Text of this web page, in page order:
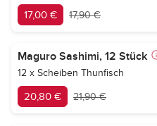
17,00 € 17,90 €
Maguro Sashimi, 12 Stück
12 x Scheiben Thunfisch
20,80 € 21,90 €